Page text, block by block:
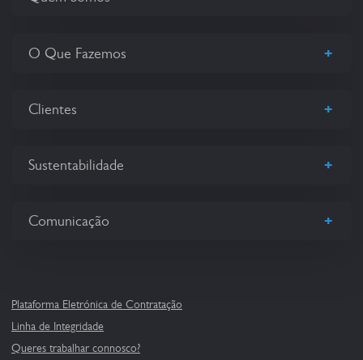
O Que Fazemos +
Clientes +
Sustentabilidade +
Comunicação +
Plataforma Eletrónica de Contratação
Linha de Integridade
Queres trabalhar connosco?